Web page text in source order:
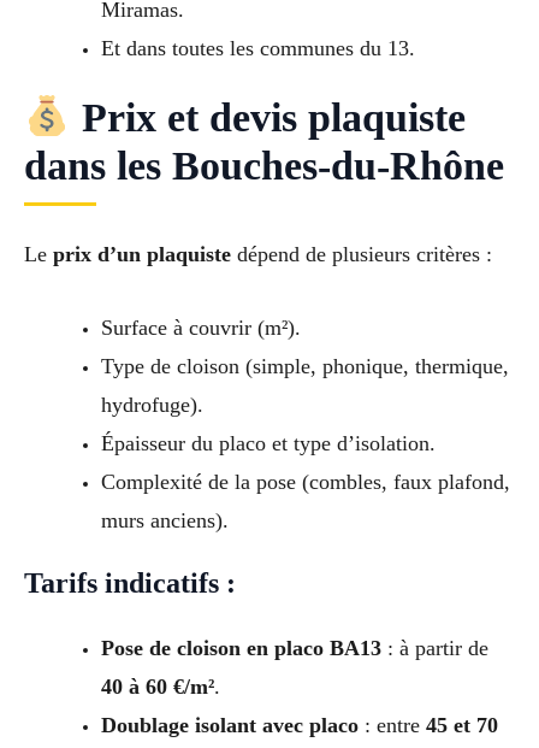
Miramas.
Et dans toutes les communes du 13.
Prix et devis plaquiste
dans les Bouches-du-Rhône
Le prix d’un plaquiste dépend de plusieurs critères :
Surface à couvrir (m²).
Type de cloison (simple, phonique, thermique,
hydrofuge).
Épaisseur du placo et type d’isolation.
Complexité de la pose (combles, faux plafond,
murs anciens).
Tarifs indicatifs :
Pose de cloison en placo BA13: à partir de
40 à 60 €/m².
Doublage isolant avec placo: entre 45 et 70